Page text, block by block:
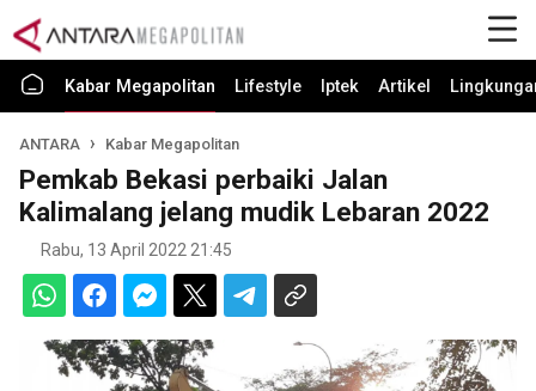
Kabar Megapolitan Lifestyle Iptek Artikel
ANTARA Kabar Megapolitan
Pemkab Bekasi perbaiki Jalan
Kalimalang jelang mudik Lebaran 2022
Rabu, 13 April 2022 21:45